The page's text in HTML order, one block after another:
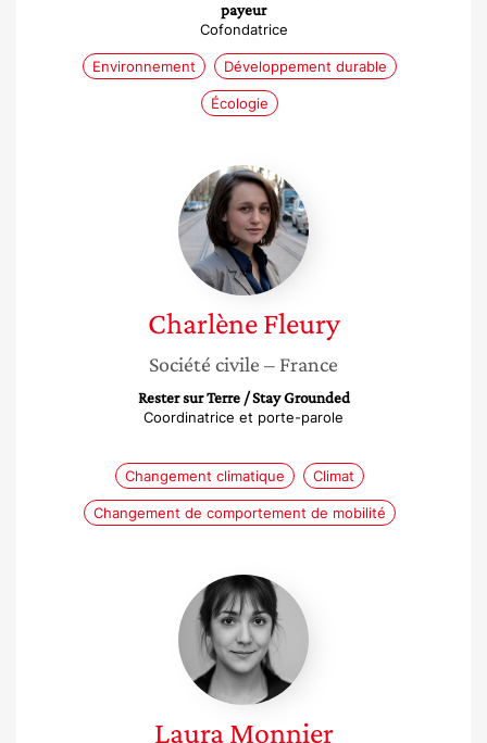
payeur
Cofondatrice
Environnement Développement durable
Écologie
Charlène
Fleury
Charlène Fleury
Société civile – France
Rester sur Terre / Stay Grounded
Coordinatrice et porte-parole
Changement climatique Climat
Changement de comportement de mobilité
Laura
Monnier
Laura Monnier